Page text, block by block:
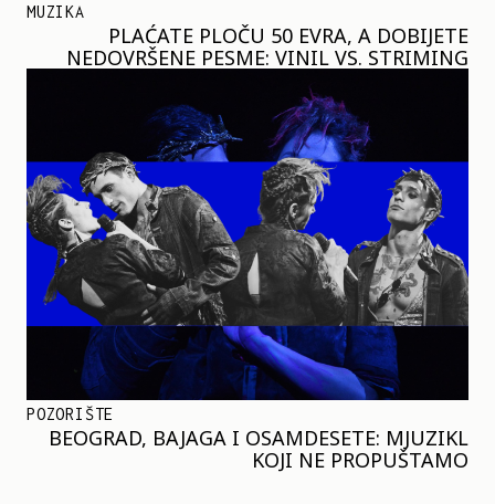
MUZIKA
PLAĆATE PLOČU 50 EVRA, A DOBIJETE
NEDOVRŠENE PESME: VINIL VS. STRIMING
POZORIŠTE
BEOGRAD, BAJAGA I OSAMDESETE: MJUZIKL
KOJI NE PROPUŠTAMO